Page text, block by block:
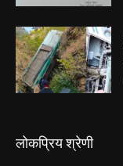
लोकप्रिय श्रेणी